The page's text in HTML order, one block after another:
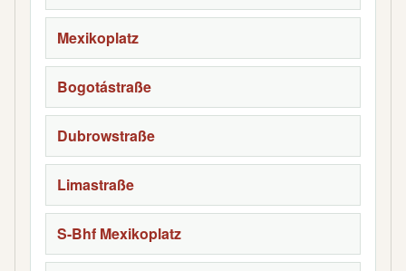
Mexikoplatz
Bogotástraße
Dubrowstraße
Limastraße
S-Bhf Mexikoplatz